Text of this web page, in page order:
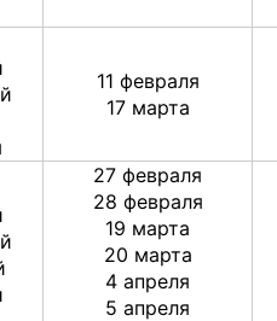
11 февраля
17 марта
27 февраля
28 февраля
19 марта
20 марта
4 апреля
5 апреля